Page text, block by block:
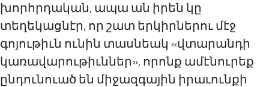
խորհրդական, ապա ան իրեն կը
տեղեկացնէր, որ շատ երկիրներու մէջ
գոյութիւն ունին տասնեակ «վտարանդի
կառավարութիւններ», որոնք ամէնուրեք
ընդունուած են միջազգային իրաւունքի